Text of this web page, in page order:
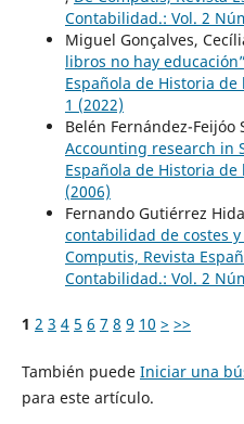
Contabilidad.: Vol. 2
Miguel Gonçalves,
libros no hay educación”
Española de Historia
1 (2022)
Belén Fernández-
Accounting research in
Española de Historia
(2006)
Fernando Gutiérrez
contabilidad de costes
Computis, Revista
Contabilidad.: Vol. 2
1 2 3 4 5 6 7 8 9 10 > >>
También puede Iniciar una
para este artículo.